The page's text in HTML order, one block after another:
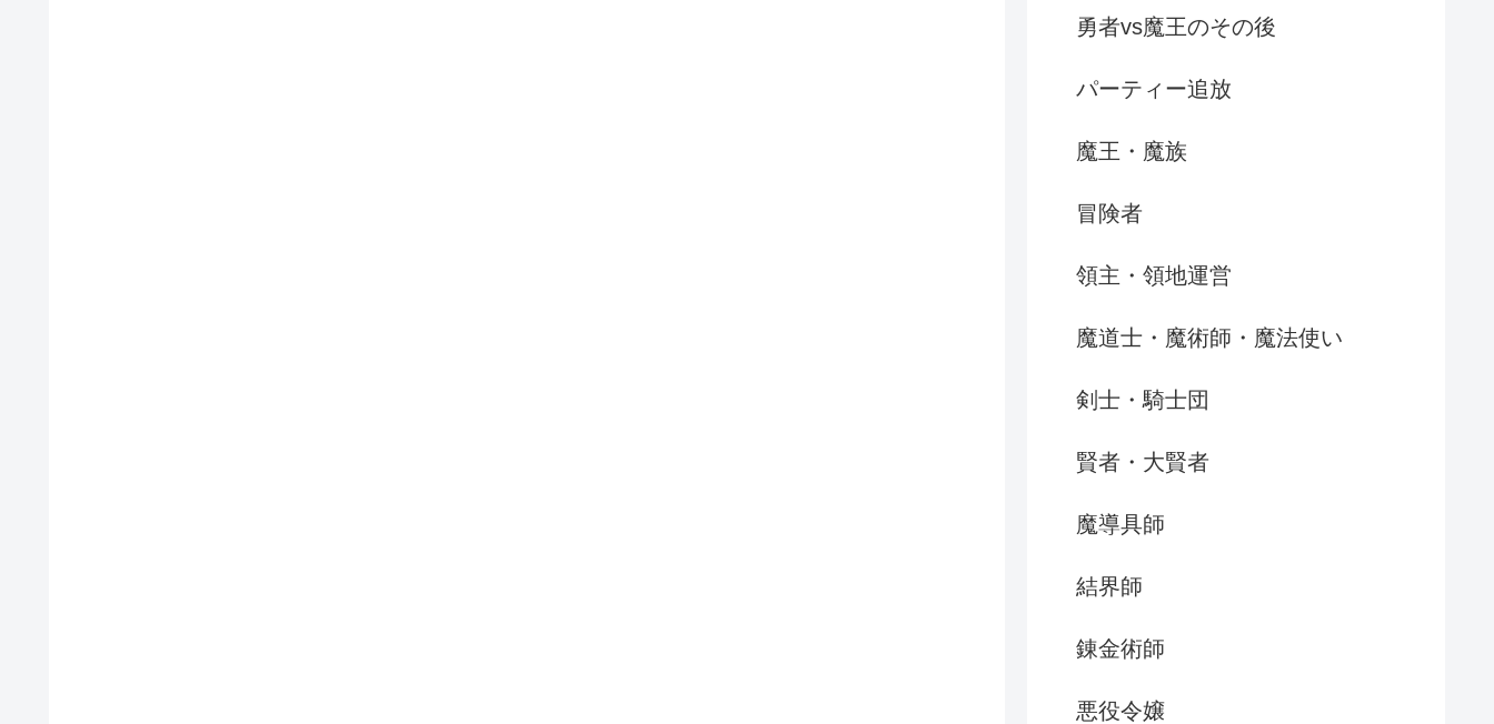
勇者vs魔王のその後
パーティー追放
魔王・魔族
冒険者
領主・領地運営
魔道士・魔術師・魔法使い
剣士・騎士団
賢者・大賢者
魔導具師
結界師
錬金術師
悪役令嬢